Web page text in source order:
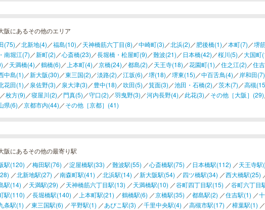
阪にあるその他のエリア
(75) ／北新地(4) ／福島(10) ／天神橋筋六丁目(8) ／中崎町(3) ／北浜(2) ／肥後橋(1) ／本町(7) ／堺
南堀江(7) ／新町(2) ／心斎橋(23) ／長堀橋・松屋町(9) ／難波(21) ／日本橋(42) ／桜川(5) ／大国町
／天満橋(4) ／鶴橋(6) ／ 上本町(4) ／京橋(24) ／都島(2) ／天王寺(18) ／花園町(1) ／住之江(2) ／住
中島(1) ／新大阪(30) ／東三国(2) ／淡路(2) ／江坂(6) ／堺(18) ／堺東(15) ／中百舌鳥(4) ／ 岸和田(7)
花田(1) ／泉佐野(3) ／泉大津(3) ／豊中(18) ／吹田(5) ／箕面(3) ／池田・石橋(2) ／茨木(7) ／高槻
／枚方(9) ／寝屋川(2) ／門真(5) ／守口(2) ／羽曳野(3) ／河内長野(4) ／此花(3) ／その他［大阪］(29)
県(6) ／京都市内(44) ／その他［京都］(41)
阪にあるその他の最寄り駅
駅(120) ／梅田駅(76) ／淀屋橋駅(33) ／難波駅(55) ／心斎橋駅(75) ／日本橋駅(112) ／天王寺駅
／北新地駅(27) ／南森町駅(41) ／北浜駅(14) ／新大阪駅(54) ／四ツ橋駅(34) ／西大橋駅(25)
駅(14) ／天満駅(29) ／天神橋筋六丁目駅(13) ／天満橋駅(10) ／谷町四丁目駅(15) ／谷町六丁目
駅(110) ／長堀橋駅(140) ／ 上本町駅(21) ／鶴橋駅(6) ／京橋駅(35) ／都島駅(2) ／住吉駅(1) ／
条駅(1) ／東三国駅(6) ／平野駅(1) ／あびこ駅(3) ／千里中央駅(4) ／高槻市駅(17) ／樟葉駅(1) ／